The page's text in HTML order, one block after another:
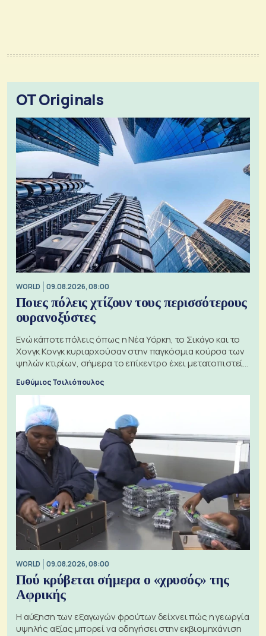
OT Originals
WORLD 09.08.2026, 08:00
Ποιες πόλεις χτίζουν τους περισσότερους
ουρανοξύστες
Ενώ κάποτε πόλεις όπως η Νέα Υόρκη, το Σικάγο και το
Χονγκ Κονγκ κυριαρχούσαν στην παγκόσμια κούρσα των
ψηλών κτιρίων, σήμερα το επίκεντρο έχει μετατοπιστεί
Ευθύμιος Τσιλιόπουλος
WORLD 09.08.2026, 08:00
Πού κρύβεται σήμερα ο «χρυσός» της
Αφρικής
Η αύξηση των εξαγωγών φρούτων δείχνει πώς η γεωργία
υψηλής αξίας μπορεί να οδηγήσει στην εκβιομηχάνιση